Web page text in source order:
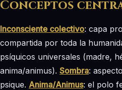
Conceptos
Inconsciente colectivo: capa
compartida por toda la
psíquicos universales (madre,
anima/animus). Sombra:
psique. Anima/Animus: el polo